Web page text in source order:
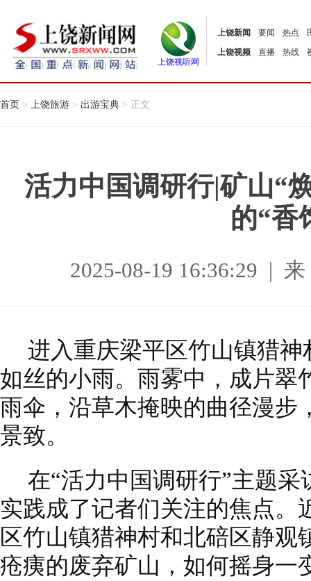
上饶视听网
上饶新闻 要闻 热点
上饶视频
直播 热线
首页 > 上饶旅游 > 出游宝典 > 正文
活力中国调研行|矿山“
的“香
2025-08-19 16:36:29 |
进入重庆梁平区竹山镇猎
如丝的小雨。雨雾中，成片翠
雨伞，沿草木掩映的曲径漫步
景致。
在“活力中国调研行”主题
实践成了记者们关注的焦点。
区竹山镇猎神村和北碚区静
疮痍的废弃矿山，如何摇身一